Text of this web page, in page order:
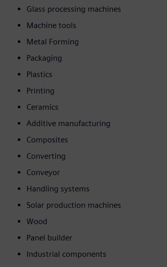
Glass processing machines
Machine tools
Metal Forming
Packaging
Plastics
Printing
Ceramics
Additive manufacturing
Composites
Converting
Conveyor
Handling systems
Solar production machines
Wood
Panel builder
Industrial components